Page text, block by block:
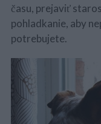
času, prejaviť
pohladkanie, aby
potrebujete.